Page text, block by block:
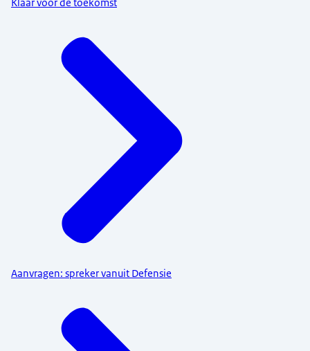
Klaar voor de toekomst
Aanvragen: spreker vanuit Defensie